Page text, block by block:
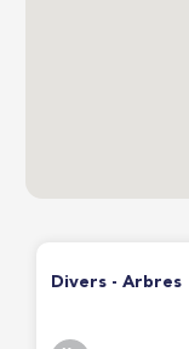
Divers - Arbres